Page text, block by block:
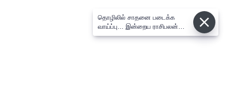
தொழிலில் சாதனை படைக்க
வாய்ப்பு... இன்றைய ராசிபலன்
08.08.2026